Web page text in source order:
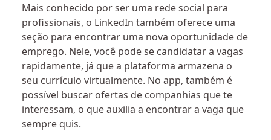
Mais conhecido por ser uma rede social para
profissionais, o LinkedIn também oferece uma
seção para encontrar uma nova oportunidade de
emprego. Nele, você pode se candidatar a vagas
rapidamente, já que a plataforma armazena o
seu currículo virtualmente. No app, também é
possível buscar ofertas de companhias que te
interessam, o que auxilia a encontrar a vaga que
sempre quis.